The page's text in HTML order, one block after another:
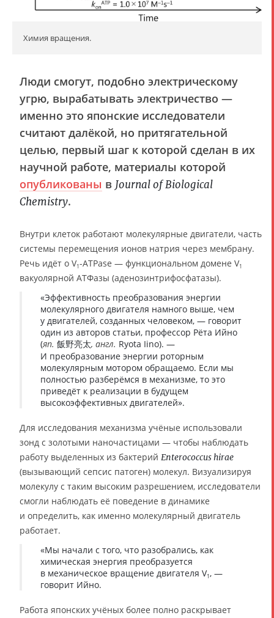
Химия вращения.
Люди смогут, подобно электрическому
угрю, вырабатывать электричество —
именно это японские исследователи
считают далёкой, но притягательной
целью, первый шаг к которой сделан в их
научной работе, материалы которой
опубликованы в Journal of Biological
Chemistry.
Внутри клеток работают молекулярные двигатели, часть
системы перемещения ионов натрия через мембрану.
Речь идёт о V1-ATPase — функциональном домене V1
вакуолярной АТФазы (аденозинтрифосфатазы).
«Эффективность преобразования энергии
молекулярного двигателя намного выше, чем
у двигателей, созданных человеком, — говорит
один из авторов статьи, профессор Рёта Ийно
(яп. 飯野亮太, англ. Ryota Iino). —
И преобразование энергии роторным
молекулярным мотором обращаемо. Если мы
полностью разберёмся в механизме, то это
приведёт к реализации в будущем
высокоэффективных двигателей».
Для исследования механизма учёные использовали
зонд с золотыми наночастицами — чтобы наблюдать
работу выделенных из бактерий Enterococcus hirae
(вызывающий сепсис патоген) молекул. Визуализируя
молекулу с таким высоким разрешением, исследователи
смогли наблюдать её поведение в динамике
и определить, как именно молекулярный двигатель
работает.
«Мы начали с того, что разобрались, как
химическая энергия преобразуется
в механическое вращение двигателя V1, —
говорит Ийно.
Работа японских учёных более полно раскрывает